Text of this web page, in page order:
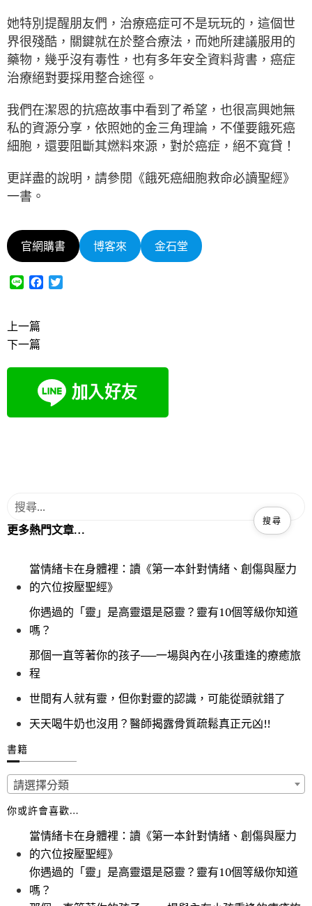
她特別提醒朋友們，治療癌症可不是玩玩的，這個世
界很殘酷，關鍵就在於整合療法，而她所建議服用的
藥物，幾乎沒有毒性，也有多年安全資料背書，癌症
治療絕對要採用整合途徑。
我們在潔恩的抗癌故事中看到了希望，也很高興她無
私的資源分享，依照她的金三角理論，不僅要餓死癌
細胞，還要阻斷其燃料來源，對於癌症，絕不寬貸！
更詳盡的說明，請參閱《餓死癌細胞救命必讀聖經》
一書。
官網購書 博客來 金石堂
e
o
k
r
上一篇
下一篇
更多熱門文章…
當情緒卡在身體裡：讀《第一本針對情緒、創傷與壓力
的穴位按壓聖經》
你遇過的「靈」是高靈還是惡靈？靈有10個等級你知道
嗎？
那個一直等著你的孩子──一場與內在小孩重逢的療癒旅
程
世間有人就有靈，但你對靈的認識，可能從頭就錯了
天天喝牛奶也沒用？醫師揭露骨質疏鬆真正元凶!!
書籍
請選擇分類
你或許會喜歡…
當情緒卡在身體裡：讀《第一本針對情緒、創傷與壓力
的穴位按壓聖經》
你遇過的「靈」是高靈還是惡靈？靈有10個等級你知道
嗎？